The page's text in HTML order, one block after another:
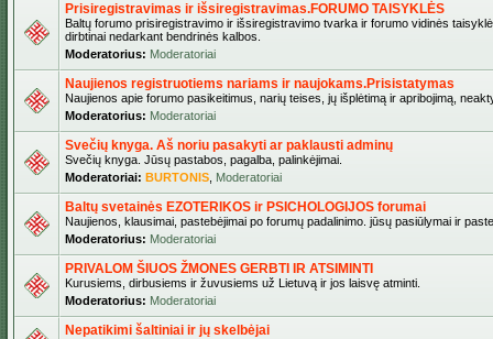
Prisiregistravimas ir išsiregistravimas.FORUMO TAISYKLĖS
Baltų forumo prisiregistravimo ir išsiregistravimo tvarka ir forumo vidinės
dirbtinai nedarkant bendrinės kalbos.
Moderatorius: Moderatoriai
Naujienos registruotiems nariams ir naujokams.Prisistatymas
Naujienos apie forumo pasikeitimus, narių teises, jų išplėtimą ir apribojimą,
Moderatorius: Moderatoriai
Svečių knyga. Aš noriu pasakyti ar paklausti adminų
Svečių knyga. Jūsų pastabos, pagalba, palinkėjimai.
Moderatoriai: BURTONIS Moderatoriai
Baltų svetainės EZOTERIKOS ir PSICHOLOGIJOS forumai
Naujienos, klausimai, pastebėjimai po forumų padalinimo. jūsų pasiūlymai ir
Moderatorius: Moderatoriai
PRIVALOM ŠIUOS ŽMONES GERBTI IR ATSIMINTI
Kurusiems, dirbusiems ir žuvusiems už Lietuvą ir jos laisvę atminti.
Moderatorius: Moderatoriai
Nepatikimi šaltiniai ir jų skelbėjai